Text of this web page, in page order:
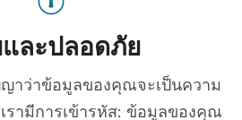
และปลอดภัย
าว่าข้อมูลของคุณจะเป็นความ
เรามีการเข้ารหัส: ข้อมูลของคุณ